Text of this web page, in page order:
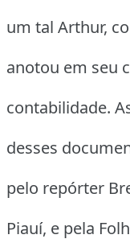
um tal Arthur,
anotou em seu
contabilidade.
desses
pelo repórter
Piauí, e pela